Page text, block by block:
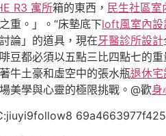
R3 寓所箱的東西， 民生社區室
重。」。“床墊底下loft風室內設
論」的道具，現在牙醫診所設計
豆都必須以五點三比四點七的
牛土豪和虛空中的張水瓶退休宅
美學與心靈的極限挑戰。@歡身